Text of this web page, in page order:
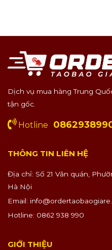
Dịch vụ mua hàng Trung
tận gốc.
Hotline
THÔNG TIN LIÊN HỆ
Địa chỉ: Số 21 Văn quán,
Hà Nội
Email:
Hotline: 0862 938 990
GIỚI THIỆU